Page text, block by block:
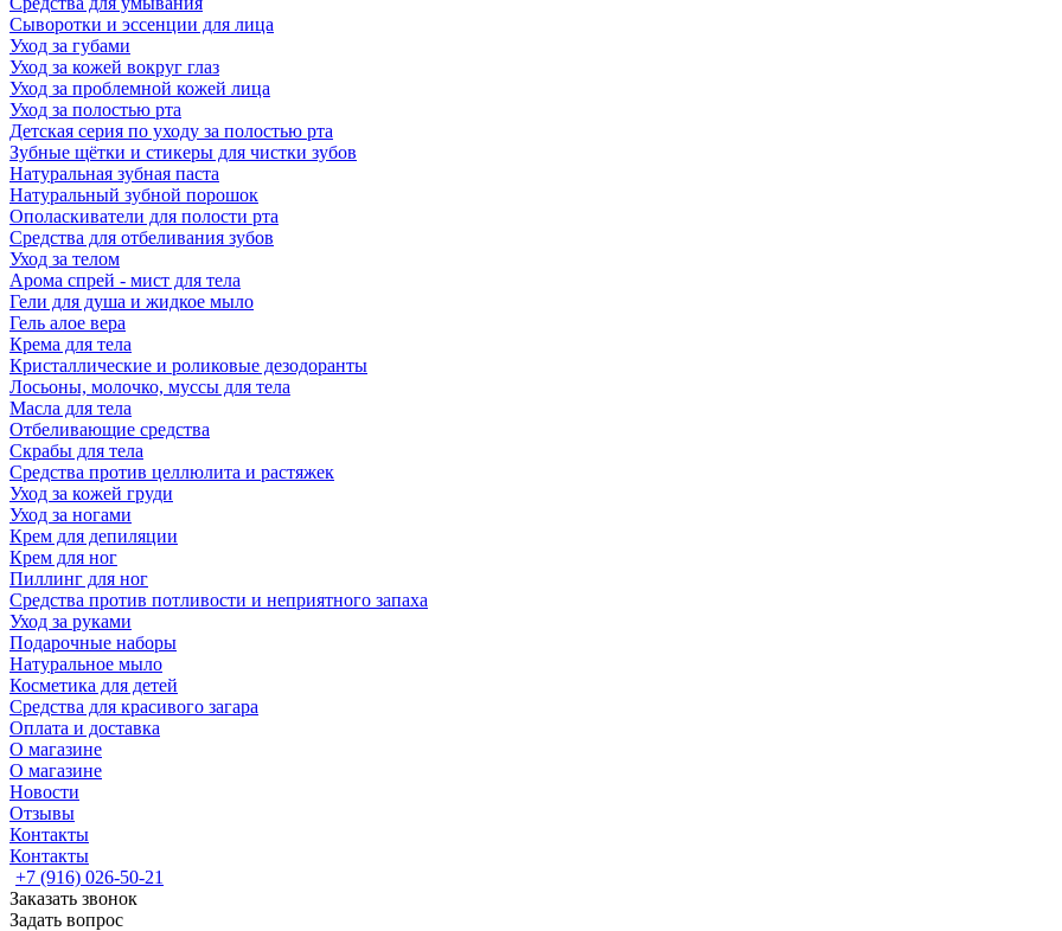
Сыворотки и эссенции для лица
Уход за губами
Уход за кожей вокруг глаз
Уход за проблемной кожей лица
Уход за полостью рта
Детская серия по уходу за полостью рта
Зубные щётки и стикеры для чистки зубов
Натуральная зубная паста
Натуральный зубной порошок
Ополаскиватели для полости рта
Средства для отбеливания зубов
Уход за телом
Арома спрей - мист для тела
Гели для душа и жидкое мыло
Гель алое вера
Крема для тела
Кристаллические и роликовые дезодоранты
Лосьоны, молочко, муссы для тела
Масла для тела
Отбеливающие средства
Скрабы для тела
Средства против целлюлита и растяжек
Уход за кожей груди
Уход за ногами
Крем для депиляции
Крем для ног
Пиллинг для ног
Средства против потливости и неприятного запаха
Уход за руками
Подарочные наборы
Натуральное мыло
Косметика для детей
Средства для красивого загара
Оплата и доставка
О магазине
О магазине
Новости
Отзывы
Контакты
Контакты
+7 (916) 026-50-21
Заказать звонок
Задать вопрос